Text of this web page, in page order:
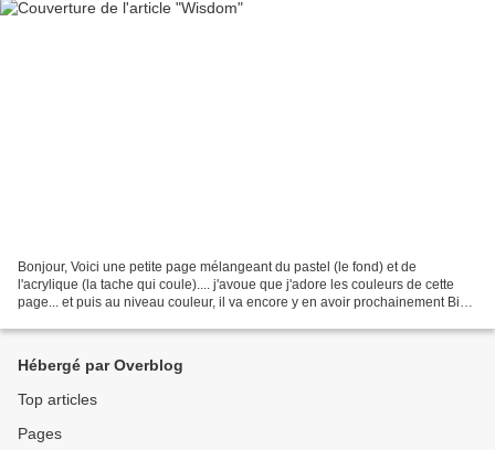
Bonjour, Voici une petite page mélangeant du pastel (le fond) et de
l'acrylique (la tache qui coule).... j'avoue que j'adore les couleurs de cette
page... et puis au niveau couleur, il va encore y en avoir prochainement Biz'
Hébergé par Overblog
Top articles
Pages